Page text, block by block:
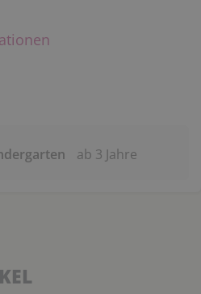
ab 3 Jahre